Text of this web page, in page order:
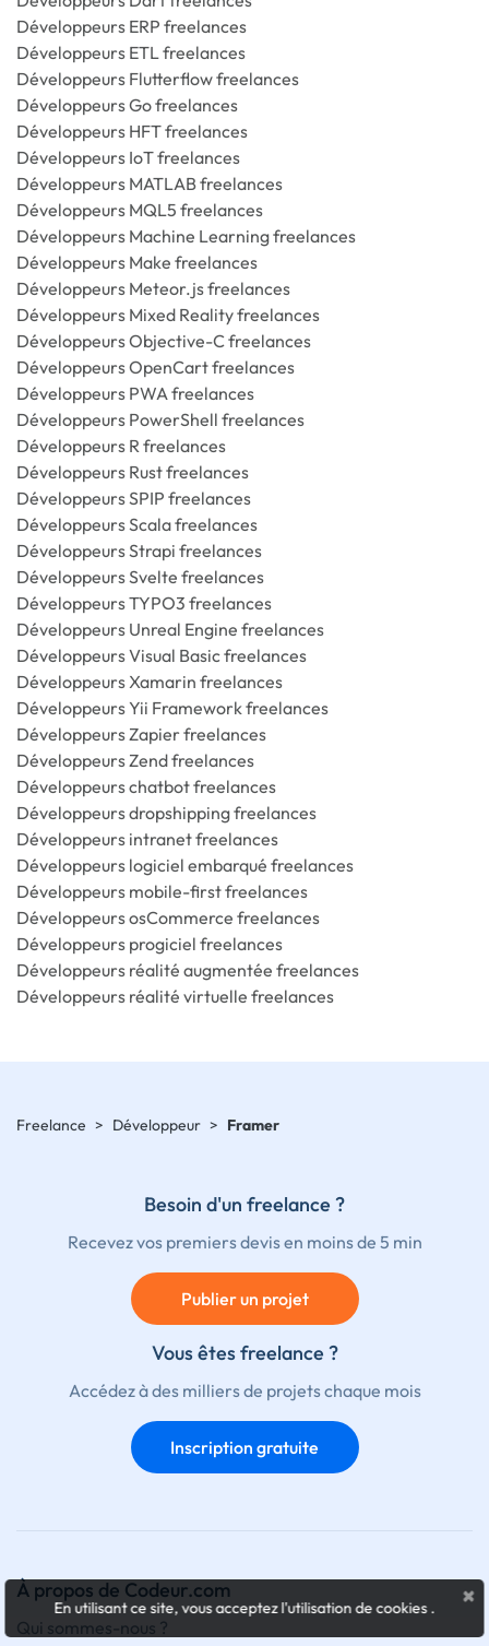
Développeurs ERP freelances
Développeurs ETL freelances
Développeurs Flutterflow freelances
Développeurs Go freelances
Développeurs HFT freelances
Développeurs IoT freelances
Développeurs MATLAB freelances
Développeurs MQL5 freelances
Développeurs Machine Learning freelances
Développeurs Make freelances
Développeurs Meteor.js freelances
Développeurs Mixed Reality freelances
Développeurs Objective-C freelances
Développeurs OpenCart freelances
Développeurs PWA freelances
Développeurs PowerShell freelances
Développeurs R freelances
Développeurs Rust freelances
Développeurs SPIP freelances
Développeurs Scala freelances
Développeurs Strapi freelances
Développeurs Svelte freelances
Développeurs TYPO3 freelances
Développeurs Unreal Engine freelances
Développeurs Visual Basic freelances
Développeurs Xamarin freelances
Développeurs Yii Framework freelances
Développeurs Zapier freelances
Développeurs Zend freelances
Développeurs chatbot freelances
Développeurs dropshipping freelances
Développeurs intranet freelances
Développeurs logiciel embarqué freelances
Développeurs mobile-first freelances
Développeurs osCommerce freelances
Développeurs progiciel freelances
Développeurs réalité augmentée freelances
Développeurs réalité virtuelle freelances
Freelance > Développeur > Framer
Besoin d'un freelance ?
Recevez vos premiers devis en moins de 5 min
Publier un projet
Vous êtes freelance ?
Accédez à des milliers de projets chaque mois
Inscription gratuite
À propos de Codeur.com
Qui sommes-nous ?
×
En utilisant ce site, vous acceptez l'utilisation de cookies.